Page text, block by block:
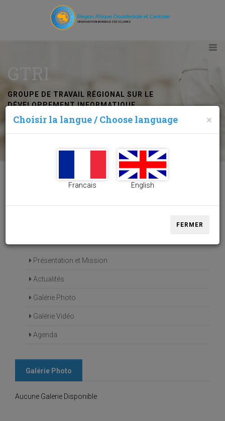
GTRI
GROUPE DE TRAVAIL RÉGIONAL SUR LE
DÉVELOPPEMENT INFORMATIQUE
Abidjan (Côte d'Ivoire)
Présentation et Mission
Actualités
Galérie Photo
Galérie Vidéo
Agenda
Galérie Photo
Aucune Galerie Disponible
Choisir la langue / Choose language ×
Francais English
FERMER